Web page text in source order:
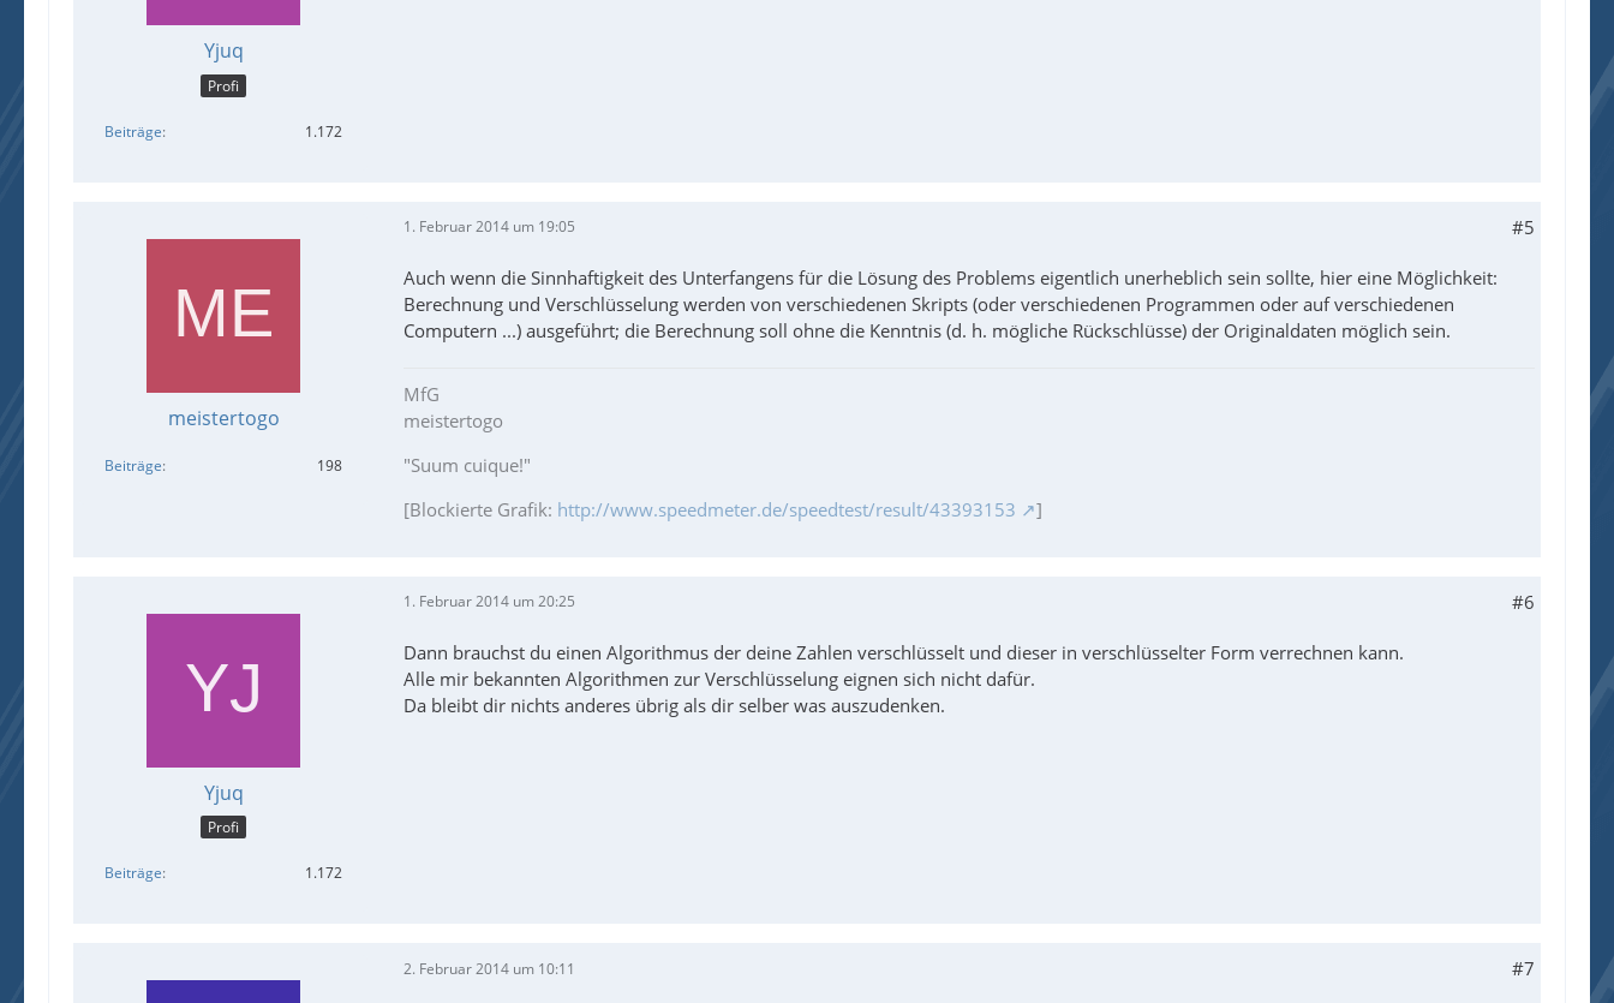
Yjuq
Profi
Beiträge 1.172
meistertogo
Beiträge 198
1. Februar 2014 um 19:05 #5
Auch wenn die Sinnhaftigkeit des Unterfangens für die Lösung des Problems eigentlich unerheblich sein sollte, hier eine Möglichkeit:
Berechnung und Verschlüsselung werden von verschiedenen Skripts (oder verschiedenen Programmen oder auf verschiedenen
Computern ...) ausgeführt; die Berechnung soll ohne die Kenntnis (d. h. mögliche Rückschlüsse) der Originaldaten möglich sein.
MfG
meistertogo
"Suum cuique!"
[Blockierte Grafik: http://www.speedmeter.de/speedtest/result/43393153 ]
Yjuq
Profi
Beiträge 1.172
1. Februar 2014 um 20:25 #6
Dann brauchst du einen Algorithmus der deine Zahlen verschlüsselt und dieser in verschlüsselter Form verrechnen kann.
Alle mir bekannten Algorithmen zur Verschlüsselung eignen sich nicht dafür.
Da bleibt dir nichts anderes übrig als dir selber was auszudenken.
2. Februar 2014 um 10:11 #7